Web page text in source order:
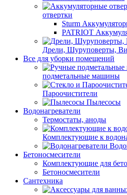
отвертки
Sturm
PATRIOT
Дрели, Шуруповерты,
Все для уборки помещений
подметальные машины
Пароочистители
Пылесосы
Водонагреватели
Термостаты, аноды
Комплектующие к
Бетоносмесители
Комплектующие для
Бетоносмесители
Сантехника